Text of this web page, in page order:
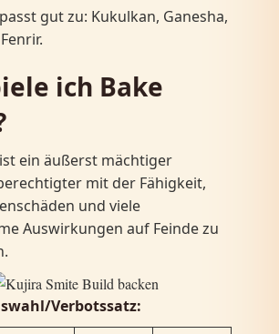
gut zu: Kukulkan, Ganesha,
ich Bake
ein äußerst mächtiger
mit der Fähigkeit,
und viele
Auswirkungen auf Feinde zu
Verbotssatz: